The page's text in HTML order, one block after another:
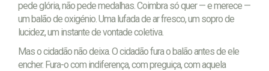
pede glória, não pede medalhas. Coimbra só quer — e merece —
um balão de oxigénio. Uma lufada de ar fresco, um sopro de
lucidez, um instante de vontade coletiva.
Mas o cidadão não deixa. O cidadão fura o balão antes de ele
encher. Fura-o com indiferença, com preguiça, com aquela